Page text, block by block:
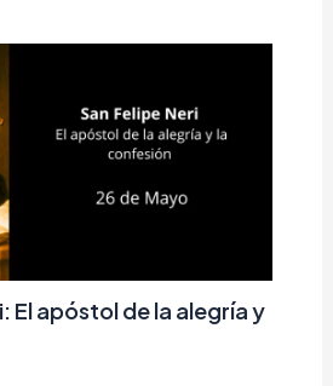
El apóstol de la alegría y